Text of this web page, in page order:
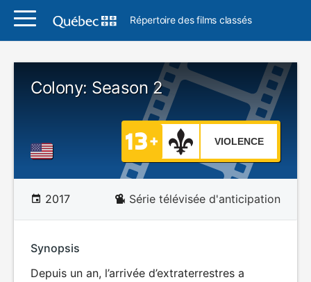
Répertoire des films classés
Colony: Season 2
VIOLENCE
2017 Série télévisée d'anticipation
Synopsis
Depuis un an, l’arrivée d’extraterrestres a